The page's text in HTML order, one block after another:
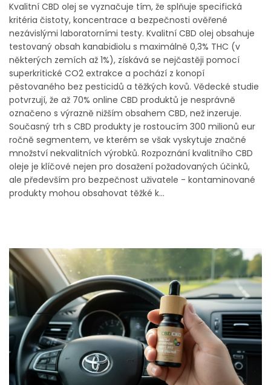
Kvalitní CBD olej se vyznačuje tím, že splňuje specifická
kritéria čistoty, koncentrace a bezpečnosti ověřené
nezávislými laboratorními testy. Kvalitní CBD olej obsahuje
testovaný obsah kanabidiolu s maximálně 0,3% THC (v
některých zemích až 1%), získává se nejčastěji pomocí
superkritické CO2 extrakce a pochází z konopí
pěstovaného bez pesticidů a těžkých kovů. Vědecké studie
potvrzují, že až 70% online CBD produktů je nesprávně
označeno s výrazně nižším obsahem CBD, než inzeruje.
Současný trh s CBD produkty je rostoucím 300 milionů eur
ročně segmentem, ve kterém se však vyskytuje značné
množství nekvalitních výrobků. Rozpoznání kvalitního CBD
oleje je klíčové nejen pro dosažení požadovaných účinků,
ale především pro bezpečnost uživatele - kontaminované
produkty mohou obsahovat těžké k...